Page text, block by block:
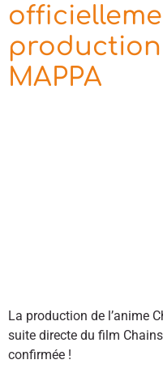
MAPPA
La production de l’anime
suite directe du film
confirmée !